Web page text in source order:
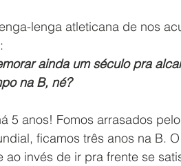
lenga atleticana de nos
ainda um século pra
na B, né?
5 anos! Fomos arrasados pelo
ficamos três anos na B.
invés de ir pra frente se